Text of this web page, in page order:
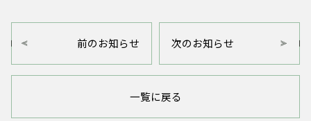
前のお知らせ 次のお知らせ
一覧に戻る